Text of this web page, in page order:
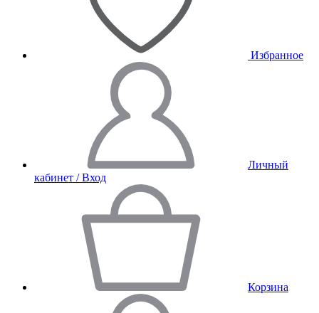
Избранное
Личный
кабинет / Вход
Корзина